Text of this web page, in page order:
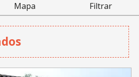
Mapa Filtrar